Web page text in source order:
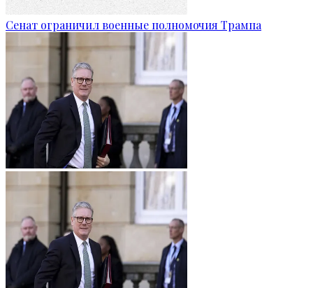
Сенат ограничил военные полномочия Трампа